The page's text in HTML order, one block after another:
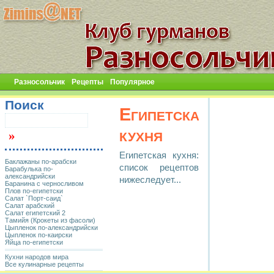
Разносольчик Рецепты Популярное
Египетская
кухня
Египетская кухня:
список рецептов
нижеследует...
Поиск
Баклажаны по-арабски
Барабулька по-
александрийски
Баранина с черносливом
Плов по-египетски
Салат `Порт-саид`
Салат арабский
Салат египетский 2
Тамийя (Крокеты из фасоли)
Цыпленок по-александрийски
Цыпленок по-каирски
Яйца по-египетски
Кухни народов мира
Все кулинарные рецепты